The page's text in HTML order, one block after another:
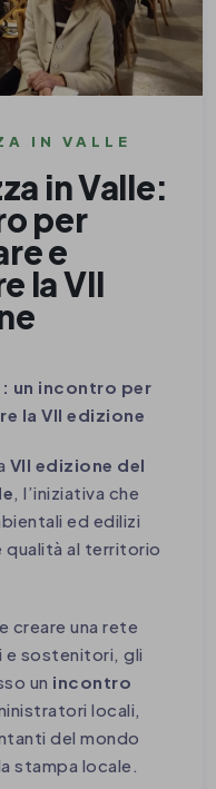
IN VALLE
in Valle:
per
e
la VII
un incontro per
la VII edizione
VII edizione del
, l’iniziativa che
ed edilizi
qualità al territorio
creare una rete
e sostenitori, gli
un incontro
locali,
del mondo
stampa locale.